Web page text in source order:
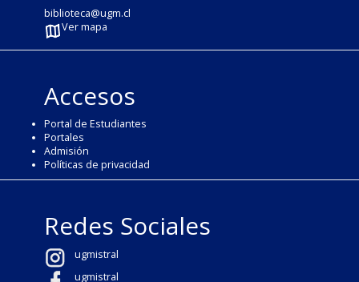
biblioteca@ugm.cl
Ver mapa
Accesos
Portal de Estudiantes
Portales
Admisión
Políticas de privacidad
Redes Sociales
ugmistral
ugmistral